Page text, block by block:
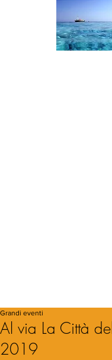
Al via La Città
2019
Grandi eventi